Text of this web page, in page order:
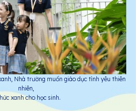
Nhà trường muốn giáo dục tình yêu thiên
nhiên,
xanh cho học sinh.